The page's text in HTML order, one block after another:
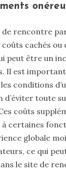
de rencontre
cachés ou
peut être un
Il est
conditions
d’éviter toute
coûts
à certaines
globale
ce qui
le site de